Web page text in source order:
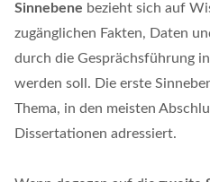
Sinnebene bezieht sich auf
zugänglichen Fakten, Daten
durch die Gesprächsführung
werden soll. Die erste
Thema, in den meisten
Dissertationen adressiert.